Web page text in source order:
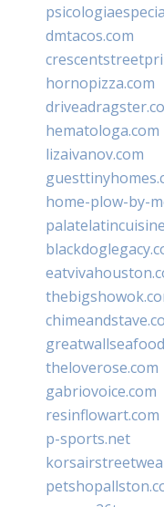
dmtacos.com
hornopizza.com
hematologa.com
lizaivanov.com
home-plow-by-
theloverose.com
gabriovoice.com
resinflowart.com
p-sports.net